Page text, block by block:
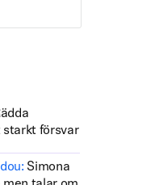
starkt försvar
Simona